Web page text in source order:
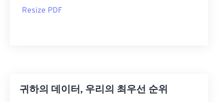
Resize PDF
귀하의 데이터, 우리의 최우선 순위